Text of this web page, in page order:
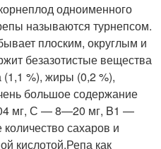
одноименного
называются турнепсом.
плоским, округлым и
безазотистые вещества
(1,1 %), жиры (0,2 %),
большое содержание
мг, С — 8—20 мг, B1 —
сахаров и
кислотой.Репа как